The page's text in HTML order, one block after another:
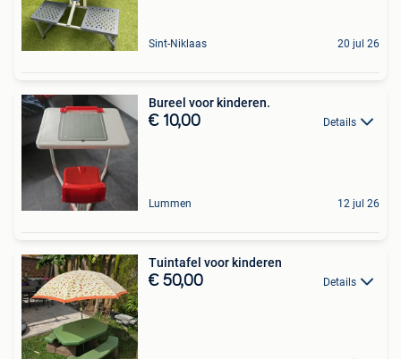
Sint-Niklaas 20 jul 26
Bureel voor kinderen.
€ 10,00 Details
Lummen 12 jul 26
Tuintafel voor kinderen
€ 50,00 Details